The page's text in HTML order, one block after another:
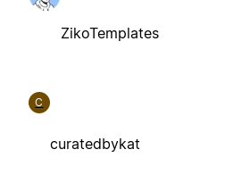
ZikoTemplates
C
curatedbykat